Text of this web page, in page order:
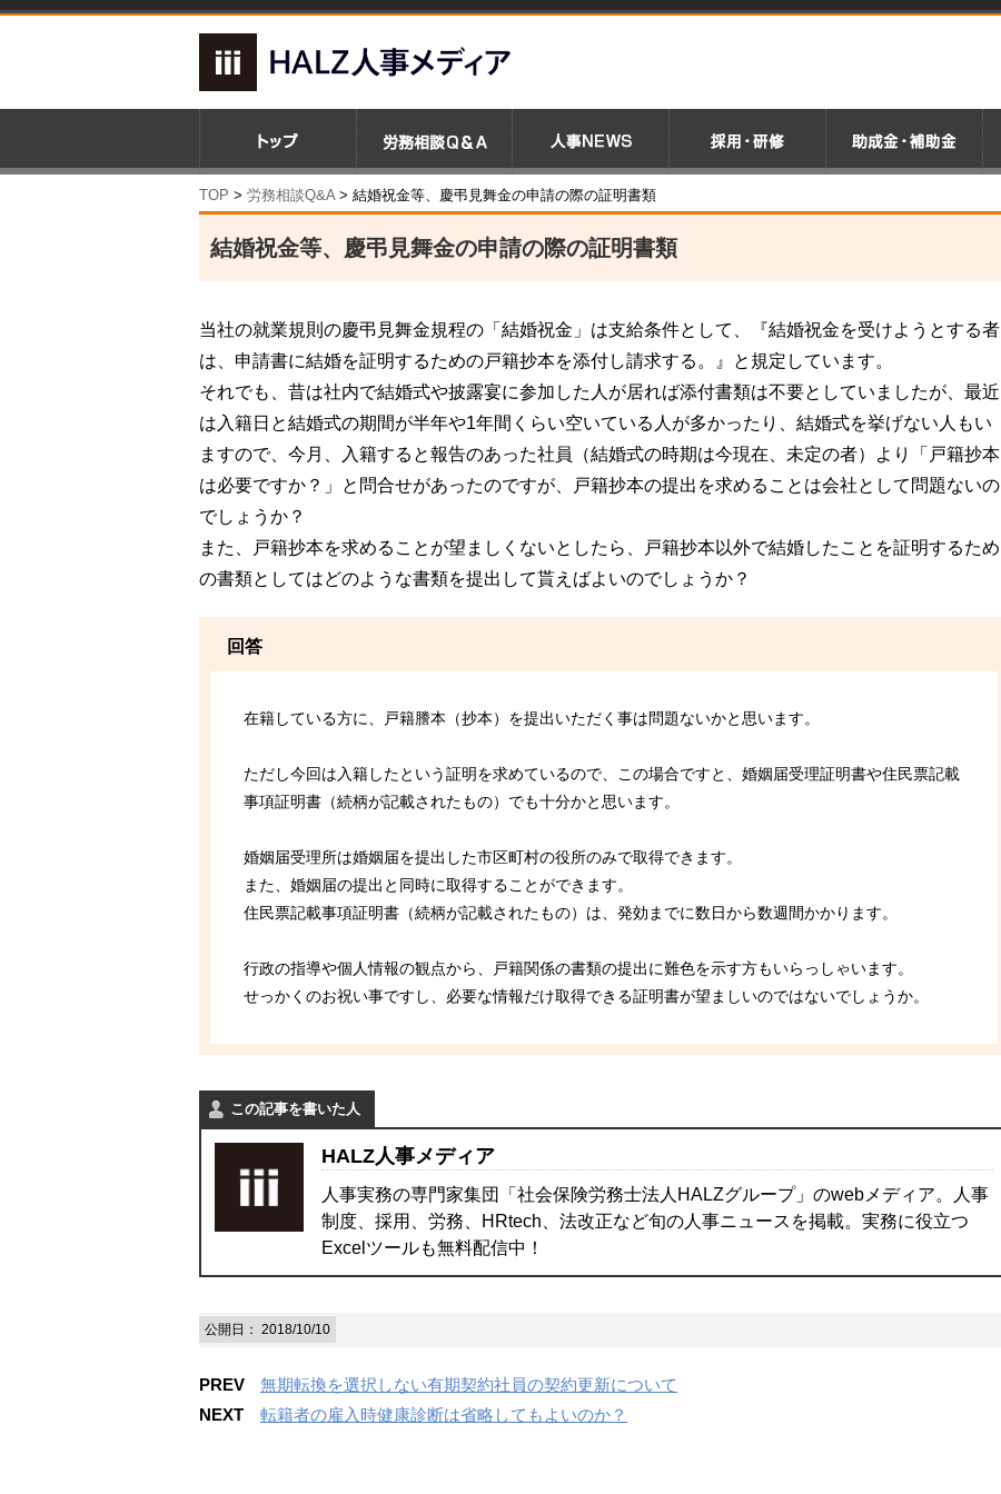
TOP > 労務相談Q&A> 結婚祝金等、慶弔見舞金の申請の際の証明書類
結婚祝金等、慶弔見舞金の申請の際の証明書類
当社の就業規則の慶弔見舞金規程の「結婚祝金」は支給条件として、『結婚祝金を受けようとする者
は、申請書に結婚を証明するための戸籍抄本を添付し請求する。』と規定しています。
それでも、昔は社内で結婚式や披露宴に参加した人が居れば添付書類は不要としていましたが、最近
は入籍日と結婚式の期間が半年や1年間くらい空いている人が多かったり、結婚式を挙げない人もい
ますので、今月、入籍すると報告のあった社員（結婚式の時期は今現在、未定の者）より「戸籍抄本
は必要ですか？」と問合せがあったのですが、戸籍抄本の提出を求めることは会社として問題ないの
でしょうか？
また、戸籍抄本を求めることが望ましくないとしたら、戸籍抄本以外で結婚したことを証明するため
の書類としてはどのような書類を提出して貰えばよいのでしょうか？
回答
在籍している方に、戸籍謄本（抄本）を提出いただく事は問題ないかと思います。
ただし今回は入籍したという証明を求めているので、この場合ですと、婚姻届受理証明書や住民票記載
事項証明書（続柄が記載されたもの）でも十分かと思います。
婚姻届受理所は婚姻届を提出した市区町村の役所のみで取得できます。
また、婚姻届の提出と同時に取得することができます。
住民票記載事項証明書（続柄が記載されたもの）は、発効までに数日から数週間かかります。
行政の指導や個人情報の観点から、戸籍関係の書類の提出に難色を示す方もいらっしゃいます。
せっかくのお祝い事ですし、必要な情報だけ取得できる証明書が望ましいのではないでしょうか。
この記事を書いた人
HALZ人事メディア
人事実務の専門家集団「社会保険労務士法人HALZグループ」のwebメディア。人事
制度、採用、労務、HRtech、法改正など旬の人事ニュースを掲載。実務に役立つ
Excelツールも無料配信中！
公開日： 2018/10/10
PREV
無期転換を選択しない有期契約社員の契約更新について
NEXT
転籍者の雇入時健康診断は省略してもよいのか？